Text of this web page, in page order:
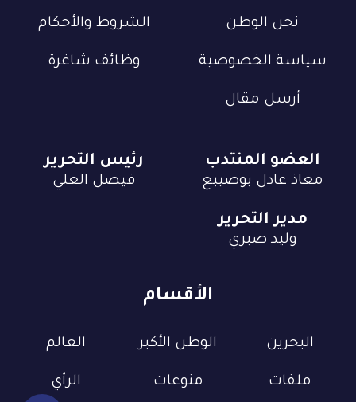
نحن الوطن الشروط والأحكام
سياسة الخصوصية وظائف شاغرة
أرسل مقال
الأقسام
البحرين الوطن الأكبر العالم
ملفات منوعات الرأي
العضو المنتدب
معاذ عادل بوصيبع
رئيس التحرير
فيصل العلي
مدير التحرير
وليد صبري